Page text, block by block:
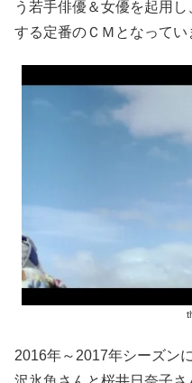
う若手俳優＆女優を起用
する定番のＣＭとなってい
2016年～2017年シーズン